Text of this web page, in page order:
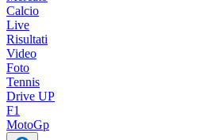
Calcio
Live
Risultati
Video
Foto
Tennis
Drive UP
F1
MotoGp